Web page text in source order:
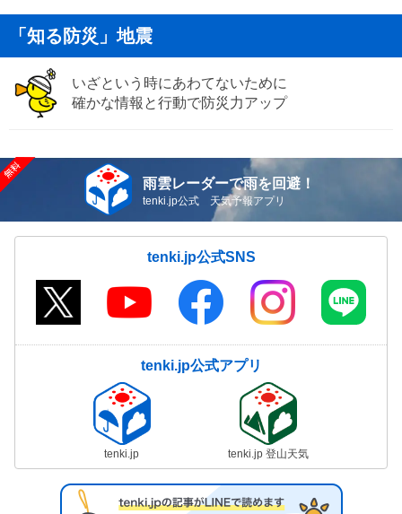
「知る防災」地震
いざという時にあわてないために
確かな情報と行動で防災力アップ
雨雲レーダーで雨を回避！
tenki.jp公式 天気予報アプリ
tenki.jp公式SNS
tenki.jp公式アプリ
tenki.jp tenki.jp 登山天気